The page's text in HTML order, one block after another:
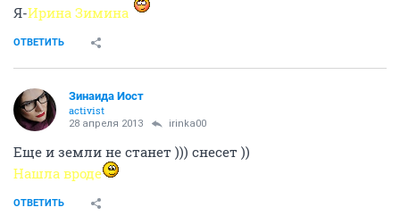
Я-Ирина Зимина
ОТВЕТИТЬ
Зинаида Иост
activist
28 апреля 2013 irinka00
Еще и земли не станет ))) снесет ))
Нашла вроде
ОТВЕТИТЬ